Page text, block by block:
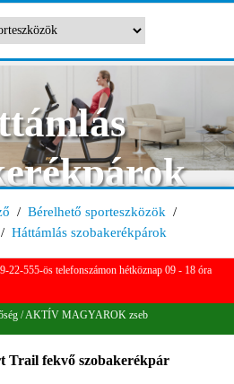
/ Bérelhető sporteszközök /
/ Háttámlás szobakerékpárok
22-555-ös telefonszámon hétköznap 09 - 18 óra
/ AKTÍV MAGYAROK zseb
Trail fekvő szobakerékpár